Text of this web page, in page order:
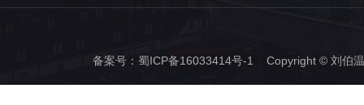
备案号： 蜀ICP备16033414号-1 Copyright © 刘伯